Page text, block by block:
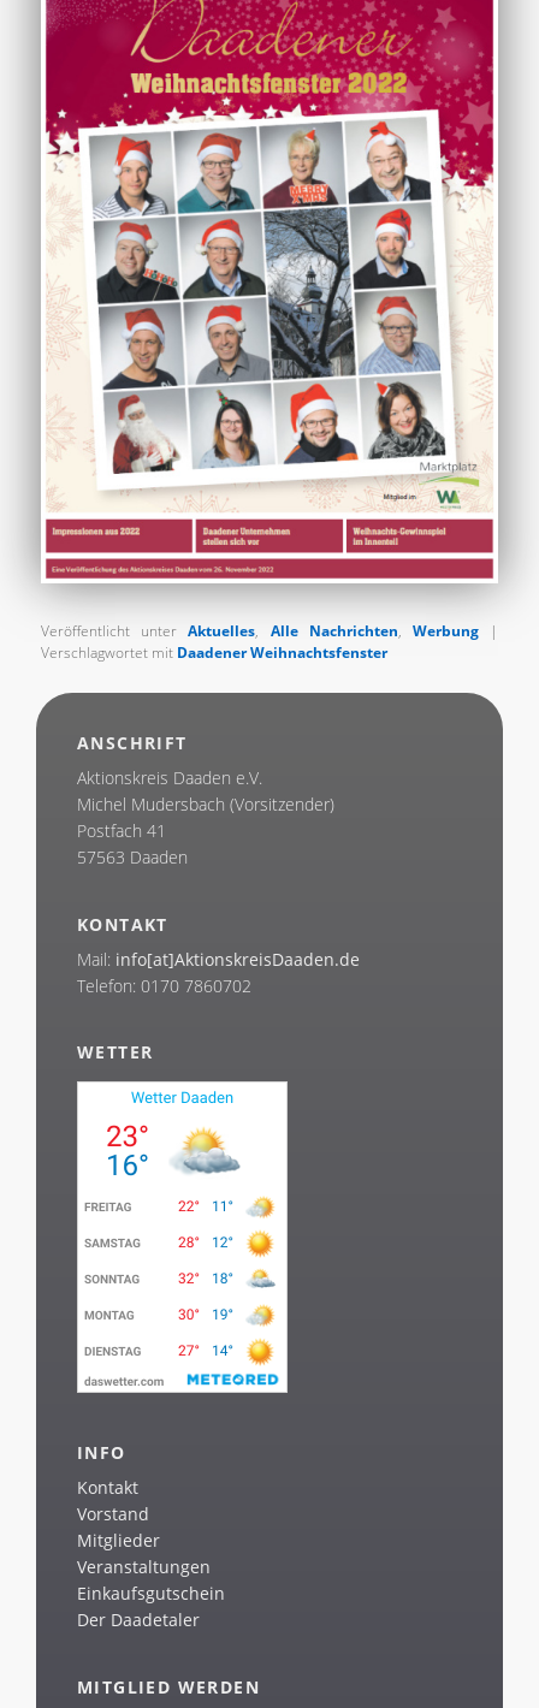
Veröffentlicht unterAktuelles, Alle Nachrichten, Werbung|
Verschlagwortet mit Daadener Weihnachtsfenster
ANSCHRIFT
Aktionskreis Daaden e.V.
Michel Mudersbach (Vorsitzender)
Postfach 41
57563 Daaden
KONTAKT
Mail: info[at]AktionskreisDaaden.de
Telefon: 0170 7860702
WETTER
INFO
Kontakt
Vorstand
Mitglieder
Veranstaltungen
Einkaufsgutschein
Der Daadetaler
MITGLIED WERDEN